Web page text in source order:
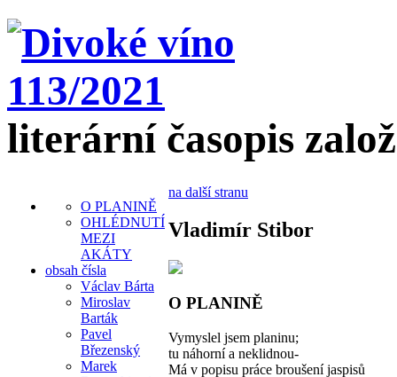
literární časopis
O PLANINĚ
OHLÉDNUTÍ
MEZI
AKÁTY
obsah čísla
Václav Bárta
Miroslav
Barták
Pavel
Březenský
Marek
na další stranu
Vladimír Stibor
O PLANINĚ
Vymyslel jsem planinu;
tu náhorní a neklidnou-
Má v popisu práce broušení jaspisů